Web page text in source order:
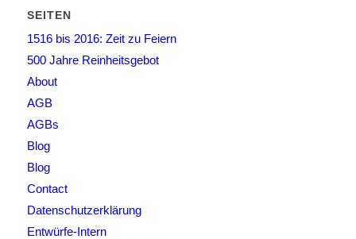
SEITEN
1516 bis 2016: Zeit zu Feiern
500 Jahre Reinheitsgebot
About
AGB
AGBs
Blog
Blog
Contact
Datenschutzerklärung
Entwürfe-Intern